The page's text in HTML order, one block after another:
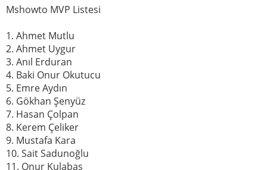
Mshowto MVP Listesi
1. Ahmet Mutlu
2. Ahmet Uygur
3. Anıl Erduran
4. Baki Onur Okutucu
5. Emre Aydın
6. Gökhan Şenyüz
7. Hasan Çolpan
8. Kerem Çeliker
9. Mustafa Kara
10. Sait Sadunoğlu
11. Onur Kulabaş